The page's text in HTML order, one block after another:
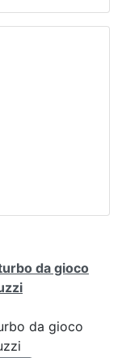
da gioco
da gioco